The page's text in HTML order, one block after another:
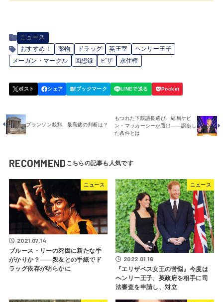
ニュース
おすすめ！
薬物 ドラッグ 英王室
ヘンリー王子
メーガン・マークル
回想録 ビザ 永住権
ブランソン裁判、最高裁の判断は？
もつれた下院議長選び、結局ケビ
ン・マッカーシーが選出――譲歩し
た条件とは
RECOMMEND
ニュース
2021.07.14
ブルース・リーの死因に新たな手
がかりか？――親友との手紙でド
ラッグ依存が明らかに
ニュース
2022.01.16
『エリザベス女王の苦悩』今度は
ヘンリー王子、英政府を相手に司
法審査を申請し、対立